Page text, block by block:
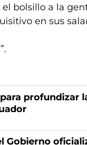
bolsillo a la
en sus
profundizar
Gobierno